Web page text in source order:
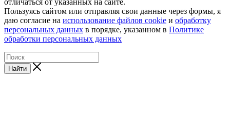
Пользуясь сайтом или отправляя свои данные через формы, я
даю согласие на использование файлов cookie и обработку
персональных данных в порядке, указанном в Политике
обработки персональных данных
Найти